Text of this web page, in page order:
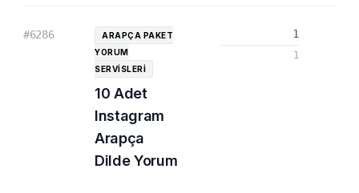
#6286
ARAPÇA PAKET
YORUM
SERVISLERI
10 Adet
Instagram
Arapça
Dilde Yorum
1
1